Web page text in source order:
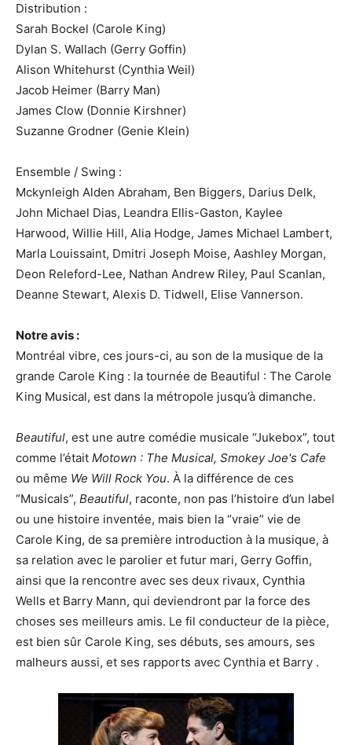
Distribution :
Sarah Bockel (Carole King)
Dylan S. Wallach (Gerry Goffin)
Alison Whitehurst (Cynthia Weil)
Jacob Heimer (Barry Man)
James Clow (Donnie Kirshner)
Suzanne Grodner (Genie Klein)
Ensemble / Swing :
Mckynleigh Alden Abraham, Ben Biggers, Darius Delk,
John Michael Dias, Leandra Ellis-Gaston, Kaylee
Harwood, Willie Hill, Alia Hodge, James Michael Lambert,
Marla Louissaint, Dmitri Joseph Moise, Aashley Morgan,
Deon Releford-Lee, Nathan Andrew Riley, Paul Scanlan,
Deanne Stewart, Alexis D. Tidwell, Elise Vannerson.
Notre avis :
Montréal vibre, ces jours-ci, au son de la musique de la
grande Carole King : la tournée de Beautiful : The Carole
King Musical, est dans la métropole jusqu’à dimanche.
Beautiful, est une autre comédie musicale “Jukebox”, tout
comme l’était Motown : The Musical, Smokey Joe's Cafe
ou même We Will Rock You. À la différence de ces
“Musicals”, Beautiful, raconte, non pas l’histoire d’un label
ou une histoire inventée, mais bien la “vraie” vie de
Carole King, de sa première introduction à la musique, à
sa relation avec le parolier et futur mari, Gerry Goffin,
ainsi que la rencontre avec ses deux rivaux, Cynthia
Wells et Barry Mann, qui deviendront par la force des
choses ses meilleurs amis. Le fil conducteur de la pièce,
est bien sûr Carole King, ses débuts, ses amours, ses
malheurs aussi, et ses rapports avec Cynthia et Barry .